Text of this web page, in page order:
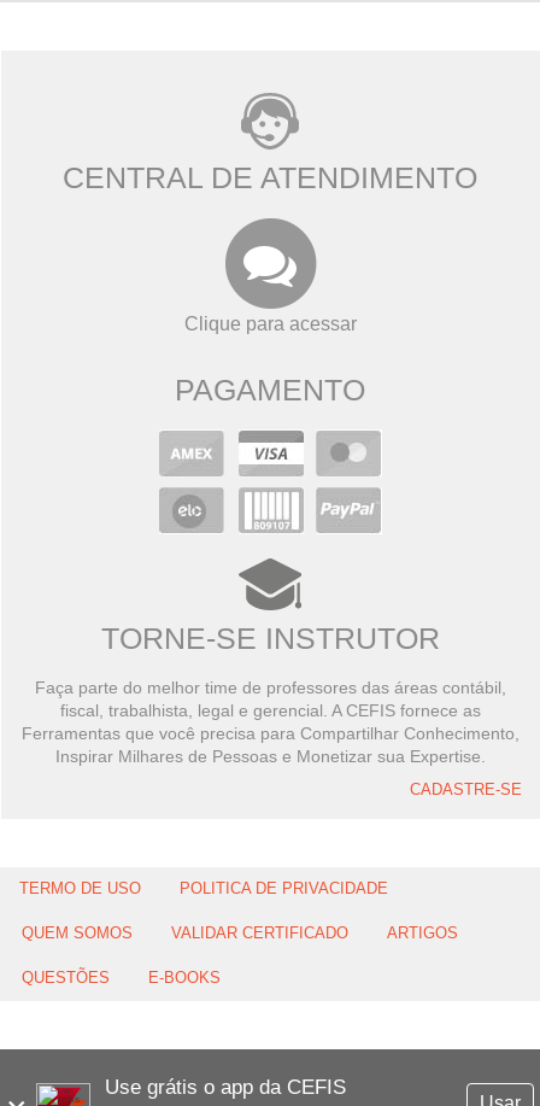
Use grátis o app da CEFIS
CENTRAL DE ATENDIMENTO
Clique para acessar
PAGAMENTO
TORNE-SE INSTRUTOR
Faça parte do melhor time de professores das áreas contábil,
fiscal, trabalhista, legal e gerencial. A CEFIS fornece as
Ferramentas que você precisa para Compartilhar Conhecimento,
Inspirar Milhares de Pessoas e Monetizar sua Expertise.
CADASTRE-SE
TERMO DE USO POLITICA DE PRIVACIDADE
QUEM SOMOS VALIDAR CERTIFICADO ARTIGOS
QUESTÕES E-BOOKS